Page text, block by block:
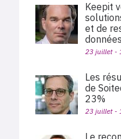
Keepit
et de
23 juillet -
Les
de
23%
23 juillet -
Le